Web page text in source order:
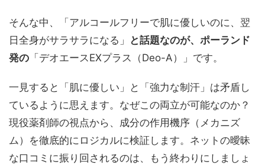
そんな中、「アルコールフリーで肌に優しいのに、翌
日全身がサラサラになる」
と話題なのが、ポーランド
発の 「デオエースEXプラス（Deo-A）」です。
一見すると「肌に優しい」と「強力な制汗」は矛盾し
ているように思えます。なぜこの両立が可能なのか？
現役薬剤師の視点から、成分の作用機序（メカニズ
ム）を徹底的にロジカルに検証します。ネットの曖昧
な口コミに振り回されるのは、もう終わりにしましょ